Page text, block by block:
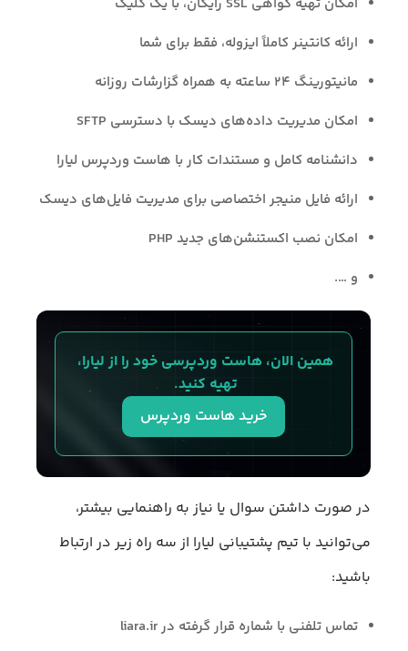
امکان تهیه گواهی SSL رایگان، با یک کلیک
ارائه کانتینر کاملاً ایزوله، فقط برای شما
مانیتورینگ ۲۴ ساعته به همراه گزارشات روزانه
امکان مدیریت داده‌های دیسک با دسترسی SFTP
دانشنامه کامل و مستندات کار با هاست وردپرس لیارا
ارائه فایل منیجر اختصاصی برای مدیریت فایل‌های دیسک
امکان نصب اکستنشن‌های جدید PHP
و ….
همین الان، هاست وردپرسی خود را از لیارا،
تهیه کنید.
خرید هاست وردپرس
در صورت داشتن سوال یا نیاز به راهنمایی بیشتر،
می‌توانید با تیم پشتیبانی لیارا از سه راه زیر در ارتباط
باشید:
تماس تلفنی با شماره قرار گرفته در liara.ir